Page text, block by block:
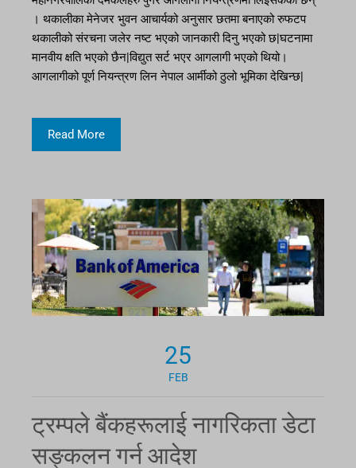
। थकालीका मेनेजर भुवन आचार्यको अनुसार छतमा बनाएको रुफटप
थकालीको संरचना जलेर नष्ट भएको जानकारी दिनु भएको छ|घटनामा
मानवीय क्षति भएको छैन|विद्युत सर्ट भएर आगलागी भएको थियो।
आगलागीको पूर्ण नियन्त्रण लिन नेपाल आर्मीको ठुलो भूमिका देखिन्छ|
Read More
25
FEB
ट्रम्पले बैंकहरूलाई नागरिकता डेटा
सङ्कलन गर्न आदेश